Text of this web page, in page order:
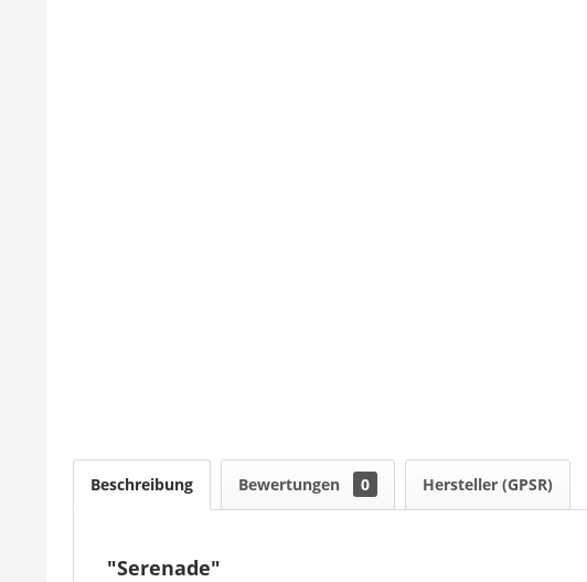
Beschreibung Bewertungen 0 Hersteller (GPSR)
"Serenade"